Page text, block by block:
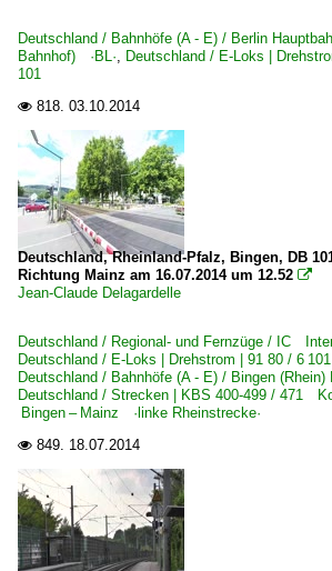
Dieseltriebzüge | 95 80
0 642 BR 642 ·Desiro· Private
0 644 BR 644 ·Talent·
E-Loks | Drehstrom | 91 80
6 101 BR 101 Lokportraits
6 101 BR 101 Werbeloks
6 120 BR 120.1
6 146 BR 146 ·Traxx AC1/2·
6 152 BR 152 ·ES 64 F·
6 185 BR 185 ·Traxx AC1/2·
E-Loks | konventionell
6 112 BR 112.1 DR 212
6 114 BR 114.0 ex 112.0
Deutschland / Bahnhöfe (A - E) / Berlin
Bahnhof) ·BL·, Deutschland / E-Loks |
101
 818. 03.10.2014
Deutschland, Rheinland-Pfalz, Bingen, DB
Richtung Mainz am 16.07.2014 um 12.52 
Jean-Claude Delagardelle
Deutschland / Regional- und Fernzüge / IC
Deutschland / E-Loks | Drehstrom | 91 80 / 6
Deutschland / Bahnhöfe (A - E) / Bingen
Deutschland / Strecken | KBS 400-499 / 471
Bingen – Mainz ·linke Rheinstrecke·
 849. 18.07.2014